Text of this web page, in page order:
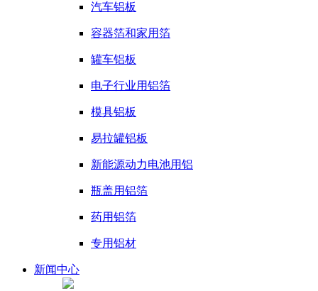
汽车铝板
容器箔和家用箔
罐车铝板
电子行业用铝箔
模具铝板
易拉罐铝板
新能源动力电池用铝
瓶盖用铝箔
药用铝箔
专用铝材
新闻中心